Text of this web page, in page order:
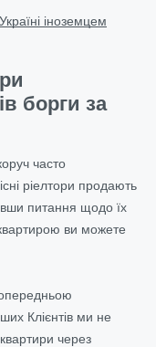
іноземцем
борги за
часто
ріелтори продають
питання щодо їх
ви можете
Клієнтів ми не
через